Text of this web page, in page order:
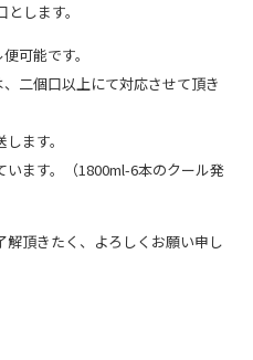
します。
可能です。
二個口以上にて対応させて頂き
ます。
ます。（1800ml-6本のクール発
頂きたく、よろしくお願い申し